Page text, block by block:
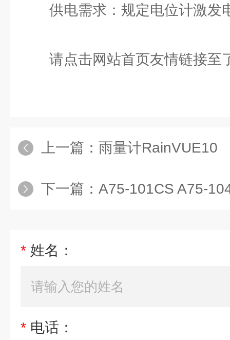
供电需求：规定电位计激发
请点击网站首页友情链接至
上一篇： 雨量计RainVUE10
下一篇： A75-101CS A75-
* 姓名：
* 电话：